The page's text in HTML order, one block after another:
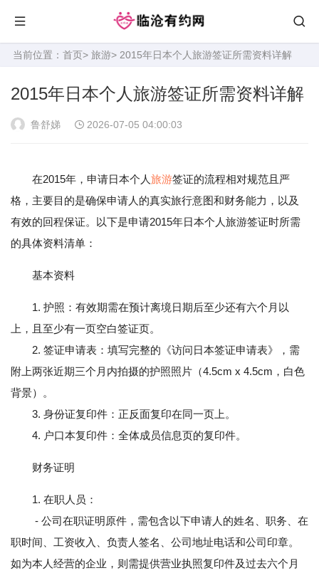
当前位置： 首页> 旅游> 2015年日本个人旅游签证所需资料详解
2015年日本个人旅游签证所需资料详解
鲁舒娣 2026-07-05 04:00:03
在2015年，申请日本个人旅游签证的流程相对规范且严
格，主要目的是确保申请人的真实旅行意图和财务能力，以及
有效的回程保证。以下是申请2015年日本个人旅游签证时所需
的具体资料清单：
基本资料
1. 护照：有效期需在预计离境日期后至少还有六个月以
上，且至少有一页空白签证页。
2. 签证申请表：填写完整的《访问日本签证申请表》，需
附上两张近期三个月内拍摄的护照照片（4.5cm x 4.5cm，白色
背景）。
3. 身份证复印件：正反面复印在同一页上。
4. 户口本复印件：全体成员信息页的复印件。
财务证明
1. 在职人员：
- 公司在职证明原件，需包含以下申请人的姓名、职务、在
职时间、工资收入、负责人签名、公司地址电话和公司印章。
如为本人经营的企业，则需提供营业执照复印件及过去六个月